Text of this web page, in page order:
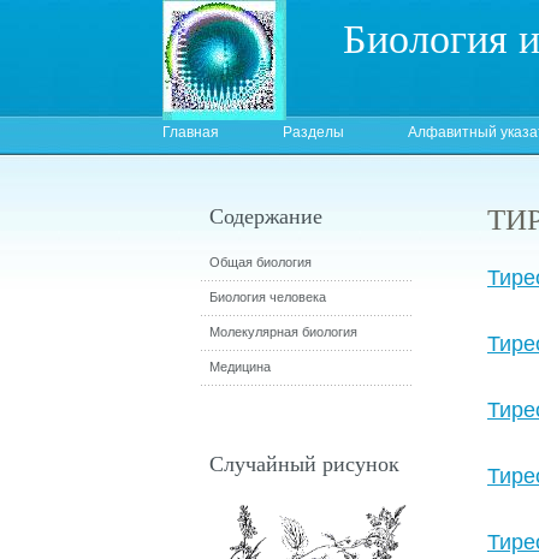
Биология
Главная Разделы Алфавитный
Содержание
Общая биология
Биология человека
Молекулярная биология
Медицина
Случайный рисунок